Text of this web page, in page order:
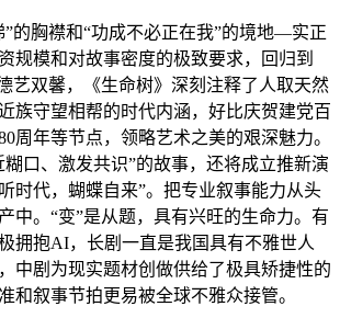
胸襟和“功成不必正在我”的境地—实正
规模和对故事密度的极致要求，回归到
艺双馨，《生命树》深刻注释了人取天然
族守望相帮的时代内涵，好比庆贺建党百
周年等节点，领略艺术之美的艰深魅力。
糊口、激发共识”的故事，还将成立推新演
时代，蝴蝶自来”。把专业叙事能力从头
中。“变”是从题，具有兴旺的生命力。有
拥抱AI，长剧一直是我国具有不雅世人
中剧为现实题材创做供给了极具矫捷性的
和叙事节拍更易被全球不雅众接管。